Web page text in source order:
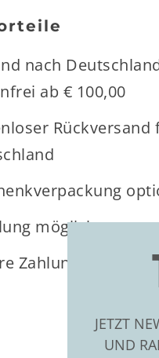
nach
ab € 100,00
Rückversand
möglich
Zahlung
JETZT
UND